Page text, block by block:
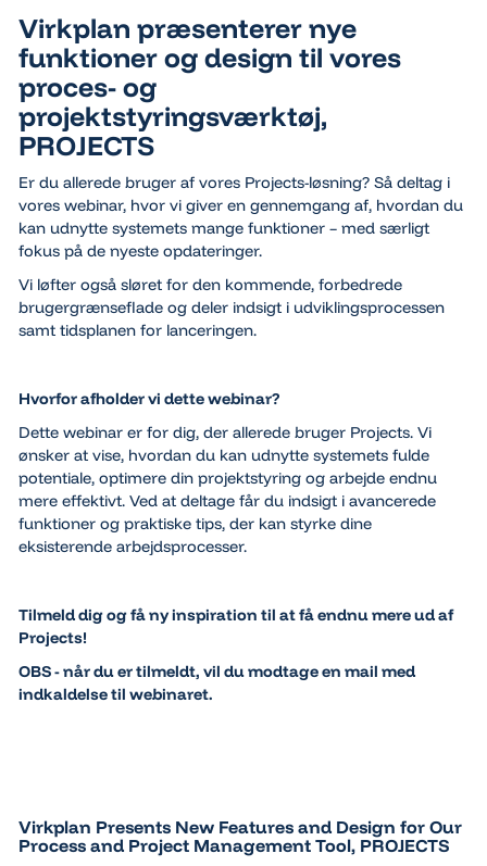
Virkplan præsenterer nye
funktioner og design til vores
proces- og
projektstyringsværktøj,
PROJECTS
Er du allerede bruger af vores Projects-løsning? Så deltag i
vores webinar, hvor vi giver en gennemgang af, hvordan du
kan udnytte systemets mange funktioner – med særligt
fokus på de nyeste opdateringer.
Vi løfter også sløret for den kommende, forbedrede
brugergrænseflade og deler indsigt i udviklingsprocessen
samt tidsplanen for lanceringen.
Hvorfor afholder vi dette webinar?
Dette webinar er for dig, der allerede bruger Projects. Vi
ønsker at vise, hvordan du kan udnytte systemets fulde
potentiale, optimere din projektstyring og arbejde endnu
mere effektivt. Ved at deltage får du indsigt i avancerede
funktioner og praktiske tips, der kan styrke dine
eksisterende arbejdsprocesser.
Tilmeld dig og få ny inspiration til at få endnu mere ud af
Projects!
OBS - når du er tilmeldt, vil du modtage en mail med
indkaldelse til webinaret.
Virkplan Presents New Features and Design for Our
Process and Project Management Tool, PROJECTS